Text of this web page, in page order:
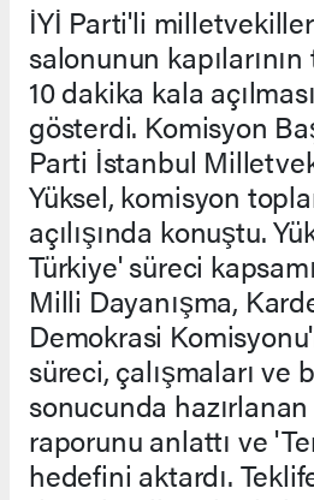
İYİ Parti'li
salonunun
10 dakika kala
gösterdi. Komisyon
Parti İstanbul
Yüksel, komisyon
açılışında konuştu.
Türkiye' süreci
Milli Dayanışma,
Demokrasi
süreci, çalışmaları ve
sonucunda
raporunu anlattı ve
hedefini aktardı.